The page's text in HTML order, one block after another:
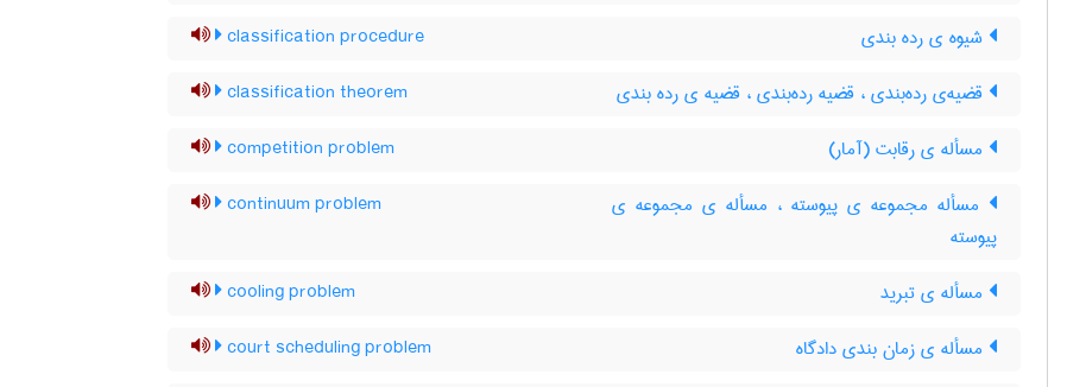
شیوه ی رده بندی classification procedure
قضیه‌ی رده‌بندی ، قضیه رده‌بندی ، قضیه ی رده بندی classification theorem
مسأله ی رقابت (آمار) competition problem
مسأله مجموعه ی پیوسته ، مسأله ی مجموعه ی
پیوسته
continuum problem
مسأله ی تبرید cooling problem
مسأله ی زمان بندی دادگاه court scheduling problem